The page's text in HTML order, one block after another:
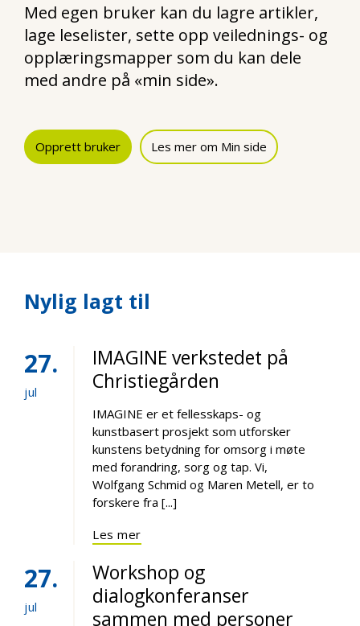
Med egen bruker kan du lagre artikler,
lage leselister, sette opp veilednings- og
opplæringsmapper som du kan dele
med andre på «min side».
Opprett bruker Les mer om Min side
Nylig lagt til
27
jul
IMAGINE verkstedet på
Christiegården
IMAGINE er et fellesskaps- og
kunstbasert prosjekt som utforsker
kunstens betydning for omsorg i møte
med forandring, sorg og tap. Vi,
Wolfgang Schmid og Maren Metell, er to
forskere fra [...]
Les mer
27
jul
Workshop og
dialogkonferanser
sammen med personer